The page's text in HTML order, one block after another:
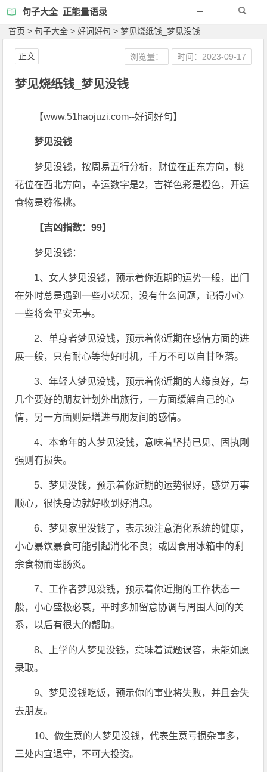
句子大全_正能量语录
首页 >句子大全 >好词好句 >梦见烧纸钱_梦见没钱
梦见烧纸钱_梦见没钱
浏览量： 时间：2023-09-17
正文
【www.51haojuzi.com--好词好句】
梦见没钱
梦见没钱，按周易五行分析，财位在正东方向，桃
花位在西北方向，幸运数字是2，吉祥色彩是橙色，开运
食物是猕猴桃。
【吉凶指数：99】
梦见没钱：
1、女人梦见没钱，预示着你近期的运势一般，出门
在外时总是遇到一些小状况，没有什么问题，记得小心
一些将会平安无事。
2、单身者梦见没钱，预示着你近期在感情方面的进
展一般，只有耐心等待好时机，千万不可以自甘堕落。
3、年轻人梦见没钱，预示着你近期的人缘良好，与
几个要好的朋友计划外出旅行，一方面缓解自己的心
情，另一方面则是增进与朋友间的感情。
4、本命年的人梦见没钱，意味着坚持已见、固执刚
强则有损失。
5、梦见没钱，预示着你近期的运势很好，感觉万事
顺心，很快身边就好收到好消息。
6、梦见家里没钱了，表示须注意消化系统的健康，
小心暴饮暴食可能引起消化不良；或因食用冰箱中的剩
余食物而患肠炎。
7、工作者梦见没钱，预示着你近期的工作状态一
般，小心盛极必衰，平时多加留意协调与周围人间的关
系，以后有很大的帮助。
8、上学的人梦见没钱，意味着试题误答，未能如愿
录取。
9、梦见没钱吃饭，预示你的事业将失败，并且会失
去朋友。
10、做生意的人梦见没钱，代表生意亏损杂事多，
三处内宜退守，不可大投资。